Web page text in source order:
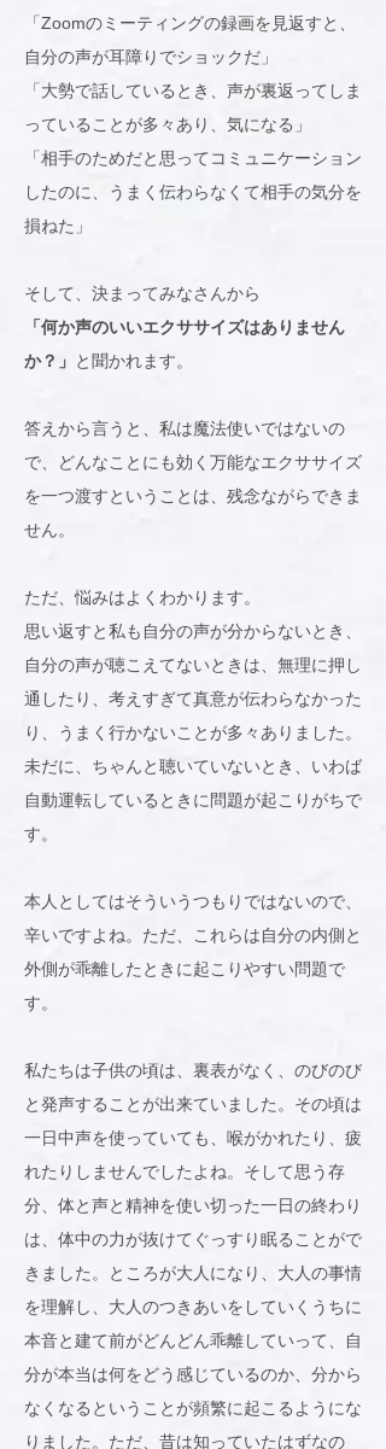
「Zoomのミーティングの録画を見返すと、
自分の声が耳障りでショックだ」
「大勢で話しているとき、声が裏返ってしま
っていることが多々あり、気になる」
「相手のためだと思ってコミュニケーション
したのに、うまく伝わらなくて相手の気分を
損ねた」
そして、決まってみなさんから
「何か声のいいエクササイズはありません
か？」 と聞かれます。
答えから言うと、私は魔法使いではないの
で、どんなことにも効く万能なエクササイズ
を一つ渡すということは、残念ながらできま
せん。
ただ、悩みはよくわかります。
思い返すと私も自分の声が分からないとき、
自分の声が聴こえてないときは、無理に押し
通したり、考えすぎて真意が伝わらなかった
り、うまく行かないことが多々ありました。
未だに、ちゃんと聴いていないとき、いわば
自動運転しているときに問題が起こりがちで
す。
本人としてはそういうつもりではないので、
辛いですよね。ただ、これらは自分の内側と
外側が乖離したときに起こりやすい問題で
す。
私たちは子供の頃は、裏表がなく、のびのび
と発声することが出来ていました。その頃は
一日中声を使っていても、喉がかれたり、疲
れたりしませんでしたよね。そして思う存
分、体と声と精神を使い切った一日の終わり
は、体中の力が抜けてぐっすり眠ることがで
きました。ところが大人になり、大人の事情
を理解し、大人のつきあいをしていくうちに
本音と建て前がどんどん乖離していって、自
分が本当は何をどう感じているのか、分から
なくなるということが頻繁に起こるようにな
りました。ただ、昔は知っていたはずなの